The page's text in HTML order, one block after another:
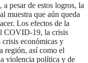
a pesar de estos logros, la
muestra que aún queda
Los efectos de la
COVID-19, la crisis
crisis económicas y
región, así como el
violencia política y de